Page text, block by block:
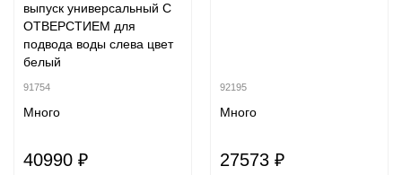
выпуск универсальный С
ОТВЕРСТИЕМ для
подвода воды слева цвет
белый
91754
Много
40990 ₽
92195
Много
27573 ₽